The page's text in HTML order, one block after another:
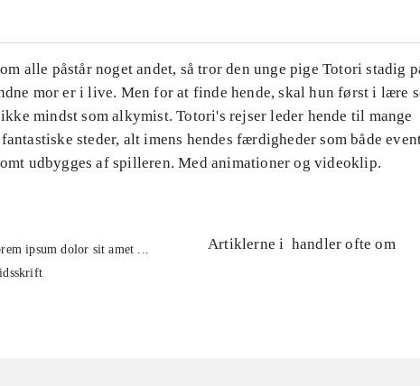
alle påstår noget andet, så tror den unge pige Totori stadig
mor er i live. Men for at finde hende, skal hun først i lære
mindst som alkymist. Totori's rejser leder hende til mange
steder, alt imens hendes færdigheder som både
udbygges af spilleren. Med animationer og videoklip.
ipsum dolor sit amet ...
Artiklerne i handler ofte om